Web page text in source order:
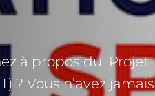
à propos du Projet
? Vous n’avez jamais